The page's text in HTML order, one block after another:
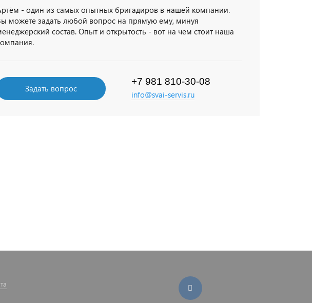
- один из самых опытных бригадиров в нашей компании.
можете задать любой вопрос на прямую ему, минуя
состав. Опыт и открытость - вот на чем стоит наша
Задать вопрос
+7 981 810-30-08
info@svai-servis.ru